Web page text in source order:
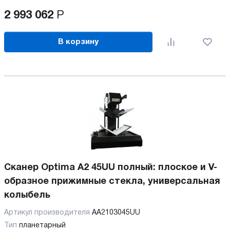
2 993 062 Р
В корзину
Сканер Optima A2 45UU полный: плоское и V-
образное прижимные стекла, универсальная
колыбель
Артикул производителя AA2103045UU
Тип планетарный